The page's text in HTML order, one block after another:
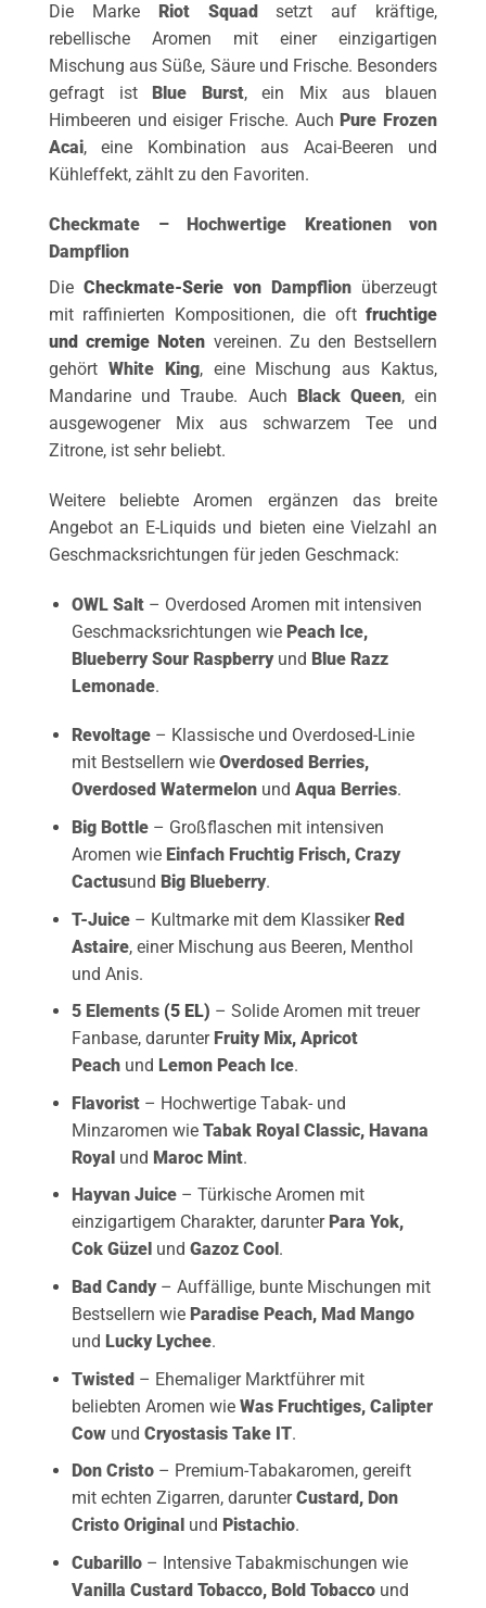
Die Marke
Riot Squad
setzt auf kräftige,
rebellische Aromen mit einer einzigartigen
Mischung aus Süße, Säure und Frische. Besonders
gefragt ist
Blue Burst, ein Mix aus blauen
Himbeeren und eisiger Frische. Auch Pure Frozen
Acai, eine Kombination aus Acai-Beeren und
Kühleffekt, zählt zu den Favoriten.
Checkmate – Hochwertige Kreationen von
Dampflion
Die Checkmate-Serie von Dampflion überzeugt
mit raffinierten Kompositionen, die oft fruchtige
und cremige Noten vereinen. Zu den Bestsellern
gehört White King, eine Mischung aus Kaktus,
Mandarine und Traube. Auch Black Queen, ein
ausgewogener Mix aus schwarzem Tee und
Zitrone, ist sehr beliebt.
Weitere beliebte Aromen ergänzen das breite
Angebot an E-Liquids und bieten eine Vielzahl an
Geschmacksrichtungen für jeden Geschmack:
OWL Salt– Overdosed Aromen mit intensiven
Geschmacksrichtungen wie Peach Ice,
Blueberry Sour Raspberry und Blue Razz
Lemonade.
Revoltage – Klassische und Overdosed-Linie
mit Bestsellern wie Overdosed Berries,
Overdosed Watermelon und Aqua Berries.
Big Bottle– Großflaschen mit intensiven
Aromen wie Einfach Fruchtig Frisch, Crazy
Cactusund Big Blueberry.
T-Juice– Kultmarke mit dem Klassiker Red
Astaire, einer Mischung aus Beeren, Menthol
und Anis.
5 Elements(5 EL) – Solide Aromen mit treuer
Fanbase, darunter Fruity Mix, Apricot
Peach und Lemon Peach Ice.
Flavorist– Hochwertige Tabak- und
Minzaromen wie Tabak Royal Classic, Havana
Royal und Maroc Mint.
Hayvan Juice– Türkische Aromen mit
einzigartigem Charakter, darunter Para Yok,
Cok Güzel und Gazoz Cool .
Bad Candy– Auffällige, bunte Mischungen mit
Bestsellern wie Paradise Peach, Mad Mango
und Lucky Lychee.
Twisted– Ehemaliger Marktführer mit
beliebten Aromen wie Was Fruchtiges, Calipter
Cow und Cryostasis Take IT.
Don Cristo– Premium-Tabakaromen, gereift
mit echten Zigarren, darunterCustard, Don
Cristo Original und Pistachio.
Cubarillo– Intensive Tabakmischungen wie
Vanilla Custard Tobacco, Bold Tobacco und